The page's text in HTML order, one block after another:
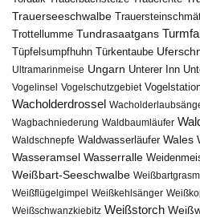
Trauerseeschwalbe
Trottellumme Tundrasaatgans
Tüpfelsumpfhuhn Türkentaube
Ultramarinmeise Ungarn Unterer Inn
Vogelinsel Vogelschutzgebiet
Wacholderdrossel
Wagbachniederung Waldbaumläufer
Waldschnepfe Waldwasserläufer Wales
Wasseramsel Wasserralle
Weißbart-Seeschwalbe
Weißflügelgimpel Weißkehlsänger
Weißschwanzkiebitz Weißstorch